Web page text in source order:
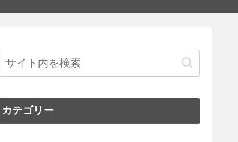
カテゴリー